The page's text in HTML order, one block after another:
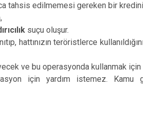
tahsis edilmemesi gereken bir
suçu oluşur.
hattınızın teröristlerce
ve bu operasyonda kullanmak
için yardım istemez.